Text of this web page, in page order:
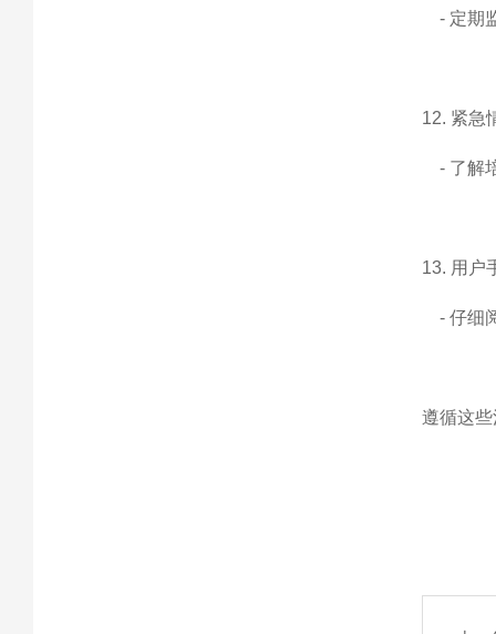
- 定期
12. 紧急
- 了解
13. 用户
- 仔细
遵循这